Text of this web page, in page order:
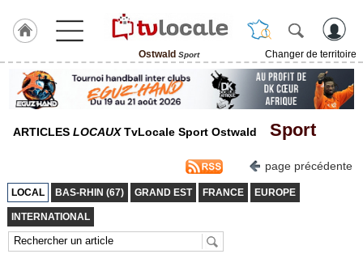
Ostwald Sport
Changer de territoire
J'adhère
Hulcoq
ACCUEIL
TvLocale
France
Accueil
ARTICLES LOCAUXTvLocale Sport Ostwald Sport
page précédente
LOCAL BAS-RHIN (67) GRAND EST FRANCE EUROPE
INTERNATIONAL